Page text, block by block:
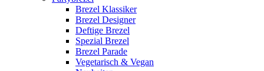
Brezel Klassiker
Brezel Designer
Deftige Brezel
Spezial Brezel
Brezel Parade
Vegetarisch & Vegan